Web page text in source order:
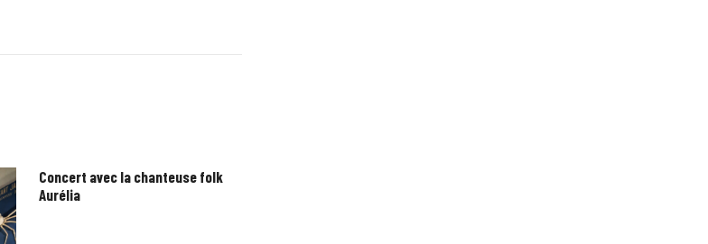
Concert avec la chanteuse folk
Aurélia